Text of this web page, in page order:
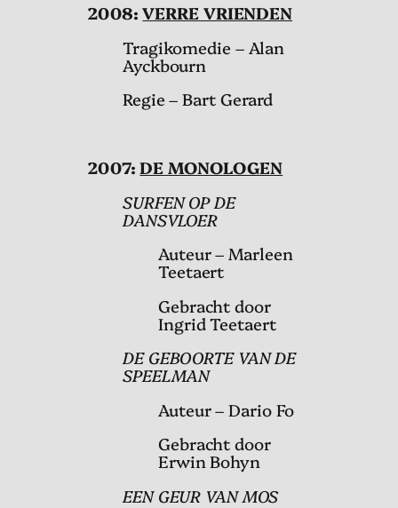
2008:VERRE VRIENDEN
Tragikomedie – Alan
Ayckbourn
Regie – Bart Gerard
2007:DE MONOLOGEN
SURFEN OP DE
DANSVLOER
Auteur – Marleen
Teetaert
Gebracht door
Ingrid Teetaert
DE GEBOORTE VAN DE
SPEELMAN
Auteur – Dario Fo
Gebracht door
Erwin Bohyn
EEN GEUR VAN MOS